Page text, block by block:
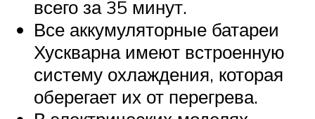
всего за 35 минут.
Все аккумуляторные батареи
Хускварна имеют встроенную
систему охлаждения, которая
оберегает их от перегрева.